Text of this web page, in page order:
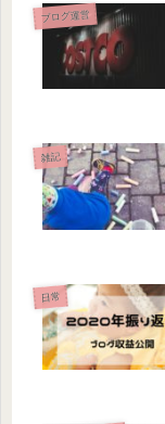
ブログ運営
雑記
日常